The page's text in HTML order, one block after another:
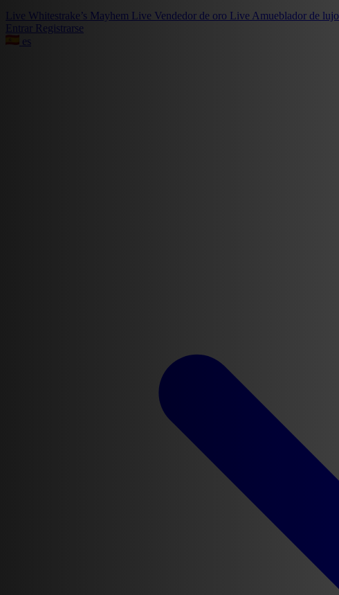
Live Whitestrake’s Mayhem Live Vendedor de oro Live Amueblador de lujo
Entrar Registrarse
es